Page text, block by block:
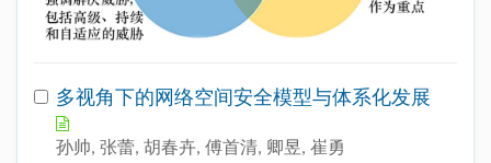
多视角下的网络空间安全模型与体系化发展
孙帅, 张蕾, 胡春卉, 傅首清, 卿昱, 崔勇